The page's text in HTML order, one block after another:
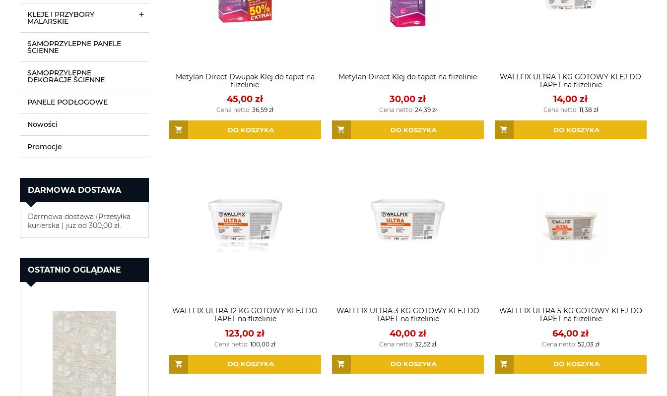
KLEJE I PRZYBORY
MALARSKIE
SAMOPRZYLEPNE PANELE
ŚCIENNE
SAMOPRZYLEPNE
DEKORACJE ŚCIENNE
PANELE PODŁOGOWE
Nowości
Promocje
DARMOWA DOSTAWA
Darmowa dostawa (Przesyłka
kurierska ) już od 300,00 zł.
OSTATNIO OGLĄDANE
Metylan Direct Dwupak Klej do tapet na
flizelinie
45,00 zł
Cena netto:36,59 zł
DO KOSZYKA
Metylan Direct Klej do tapet na flizelinie
30,00 zł
Cena netto: 24,39 zł
DO KOSZYKA
WALLFIX ULTRA 1 KG GOTOWY KLEJ DO
TAPET na flizelinie
14,00 zł
Cena netto: 11,38 zł
DO KOSZYKA
WALLFIX ULTRA 12 KG GOTOWY KLEJ DO
TAPET na flizelinie
123,00 zł
Cena netto:100,00 zł
DO KOSZYKA
WALLFIX ULTRA 3 KG GOTOWY KLEJ DO
TAPET na flizelinie
40,00 zł
Cena netto:32,52 zł
DO KOSZYKA
WALLFIX ULTRA 5 KG GOTOWY KLEJ DO
TAPET na flizelinie
64,00 zł
Cena netto: 52,03 zł
DO KOSZYKA